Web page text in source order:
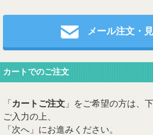
メール注文・
カートでのご注文
「 カートご注文 」をご希望の方は、
ご入力の上、
「次へ」にお進みください。